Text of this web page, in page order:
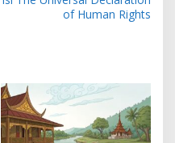
of Human Rights